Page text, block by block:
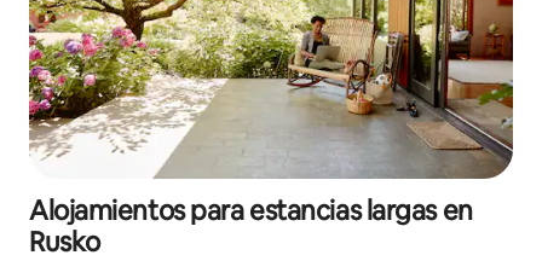
Alojamientos para estancias largas en
Rusko